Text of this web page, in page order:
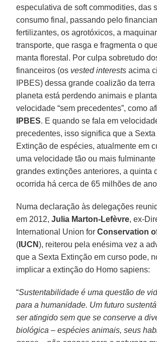
especulativa de soft commodities, das
consumo final, passando pelo
fertilizantes, os agrotóxicos, a
transporte, que rasga e fragmenta o
manta florestal. Por culpa sobretudo
financeiros (os vested interests acima
IPBES) dessa grande coalizão da
planeta está perdendo animais e
velocidade “sem precedentes”, como
IPBES. E quando se fala em
precedentes, isso significa que a
Extinção de espécies, atualmente em
uma velocidade tão ou mais
grandes extinções anteriores, a quinta
ocorrida há cerca de 65 milhões de
Numa declaração às delegações
em 2012,Julia Marton-Lefèvre, ex-
International Union forConservation
( IUCN), reiterou pela enésima vez a
que a Sexta Extinção em curso pode,
implicar a extinção do Homo sapiens:
“Sustentabilidade é uma questão de
para a humanidade. Um futuro
ser atingido sem que se conserve a
biológica – espécies animais, seus